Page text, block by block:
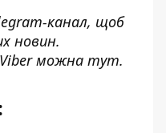
канал, щоб
новин.
можна тут.